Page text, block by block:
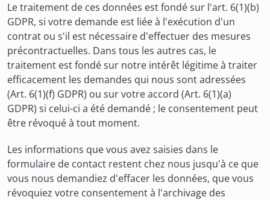
Le traitement de ces données est fondé sur l'art. 6(1)(b)
GDPR, si votre demande est liée à l'exécution d'un
contrat ou s'il est nécessaire d'effectuer des mesures
précontractuelles. Dans tous les autres cas, le
traitement est fondé sur notre intérêt légitime à traiter
efficacement les demandes qui nous sont adressées
(Art. 6(1)(f) GDPR) ou sur votre accord (Art. 6(1)(a)
GDPR) si celui-ci a été demandé ; le consentement peut
être révoqué à tout moment.
Les informations que vous avez saisies dans le
formulaire de contact restent chez nous jusqu'à ce que
vous nous demandiez d'effacer les données, que vous
révoquiez votre consentement à l'archivage des